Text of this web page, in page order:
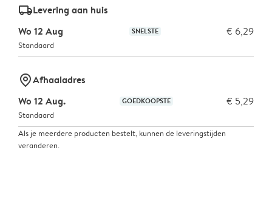
delivery_standard_v2Levering aan huis
Wo 12 Aug
SNELSTE € 6,29
Standaard
marker-pinAfhaaladres
Wo 12 Aug.
GOEDKOOPSTE € 5,29
Standaard
Als je meerdere producten bestelt, kunnen de leveringstijden
veranderen.